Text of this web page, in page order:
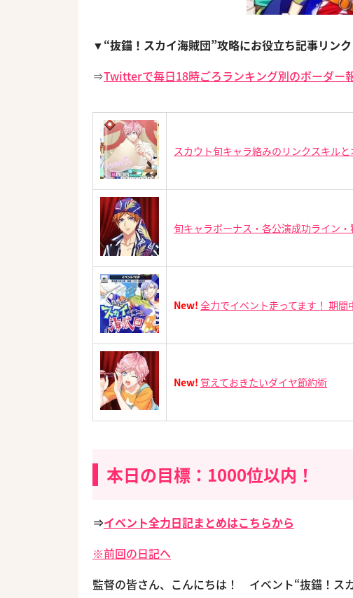
▼“抜錨！スカイ海賊団”攻略にお役立ち記事リンク
⇒Twitterで毎日18時ごろランキング別のボーダー
スカウト旬キャラ絡みのリンクスキル
旬キャラボーナス・各公演成功ライン
New! 全力でイベント走ってます！ 期間
New! 覚えておきたいダイヤ節約術
本日の目標：1000位以内！
⇒イベント全力日記まとめはこちらから
※前回の日記へ
監督の皆さん、こんにちは！ イベント“抜錨！ス